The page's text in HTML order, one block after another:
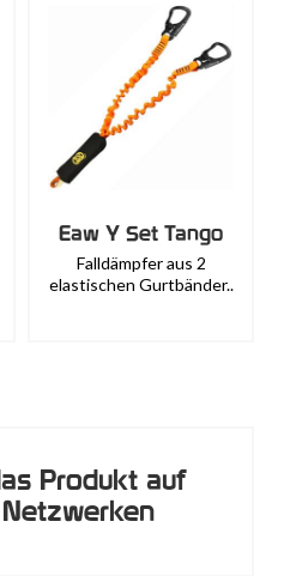
Eaw Y Set Tango
Falldämpfer aus 2
elastischen Gurtbänder..
Produkt auf